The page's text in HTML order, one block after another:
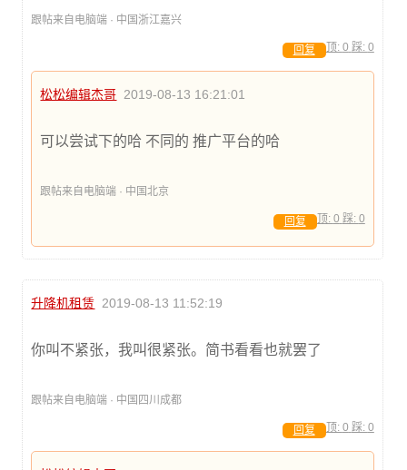
跟帖来自电脑端 · 中国浙江嘉兴
顶: 0 踩: 0
回复
松松编辑杰哥 2019-08-13 16:21:01
可以尝试下的哈 不同的 推广平台的哈
跟帖来自电脑端 · 中国北京
顶: 0 踩: 0
回复
升降机租赁 2019-08-13 11:52:19
你叫不紧张，我叫很紧张。简书看看也就罢了
跟帖来自电脑端 · 中国四川成都
顶: 0 踩: 0
回复